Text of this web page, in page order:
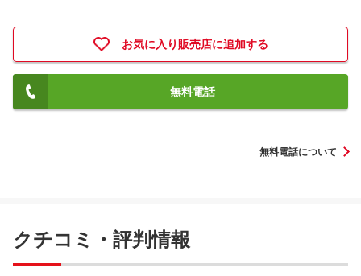
お気に入り販売店に追加する
無料電話
無料電話について
クチコミ・評判情報